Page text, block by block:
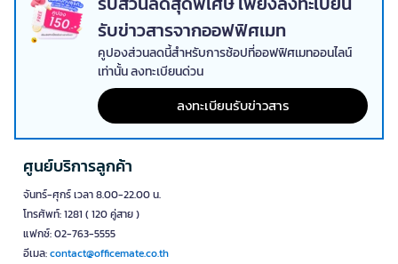
รับข่าวสารจากออฟฟิศเมท
คูปองส่วนลดนี้สำหรับการช้อปที่ออฟฟิศเมทออนไลน์
เท่านั้น ลงทะเบียนด่วน
ลงทะเบียนรับข่าวสาร
ศูนย์บริการลูกค้า
จันทร์-ศุกร์ เวลา 8.00-22.00 น.
โทรศัพท์: 1281 ( 120 คู่สาย )
แฟกซ์: 02-763-5555
อีเมล:contact@officemate.co.th